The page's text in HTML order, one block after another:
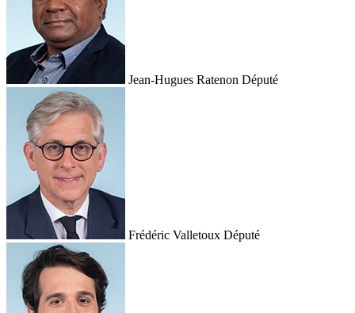
Jean-Hugues Ratenon Député
Frédéric Valletoux Député